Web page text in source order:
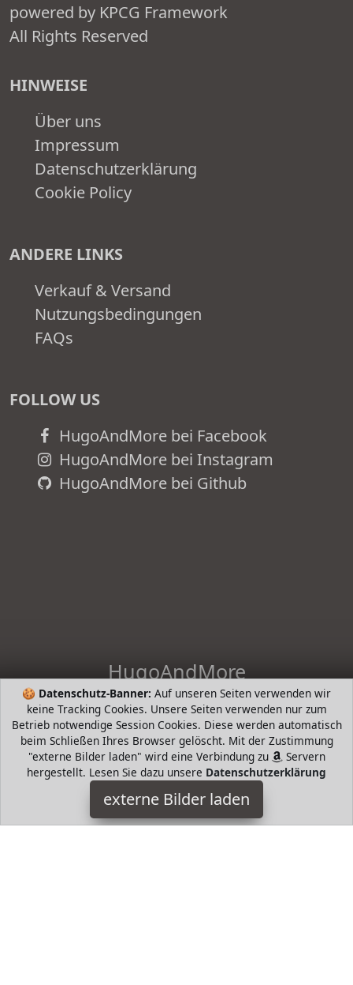
🍪 Datenschutz-Banner: Auf unseren Seiten verwenden wir
keine Tracking Cookies. Unsere Seiten verwenden nur zum
Betrieb notwendige Session Cookies. Diese werden automatisch
beim Schließen Ihres Browser gelöscht. Mit der Zustimmung
"externe Bilder laden" wird eine Verbindung zu
Servern
hergestellt. Lesen Sie dazu unsere Datenschutzerklärung
externe Bilder laden
powered by KPCG Framework
All Rights Reserved
HINWEISE
Über uns
Impressum
Datenschutzerklärung
Cookie Policy
ANDERE LINKS
Verkauf & Versand
Nutzungsbedingungen
FAQs
FOLLOW US
HugoAndMore bei Facebook
HugoAndMore bei Instagram
HugoAndMore bei Github
HugoAndMore
HugoAndHome - die intelligente Suche nach Bestsellern von
beliebten Markenherstellern. Hugo Boss, Tommy Hilfiger,
Prada, Levis, Werangler, Tamaris, Riecker, Jack Wolfkin mund
mehr
HugoAndMore ist Teilnehmer am Partnerprogramm der
EU
S.à r.l. Dieses Partnerprogramm wurde von
gerufen, um Links auf externe
Internetseiten platzieren zu
können. Die Bertreiber von HugoAndMore verdienen mit